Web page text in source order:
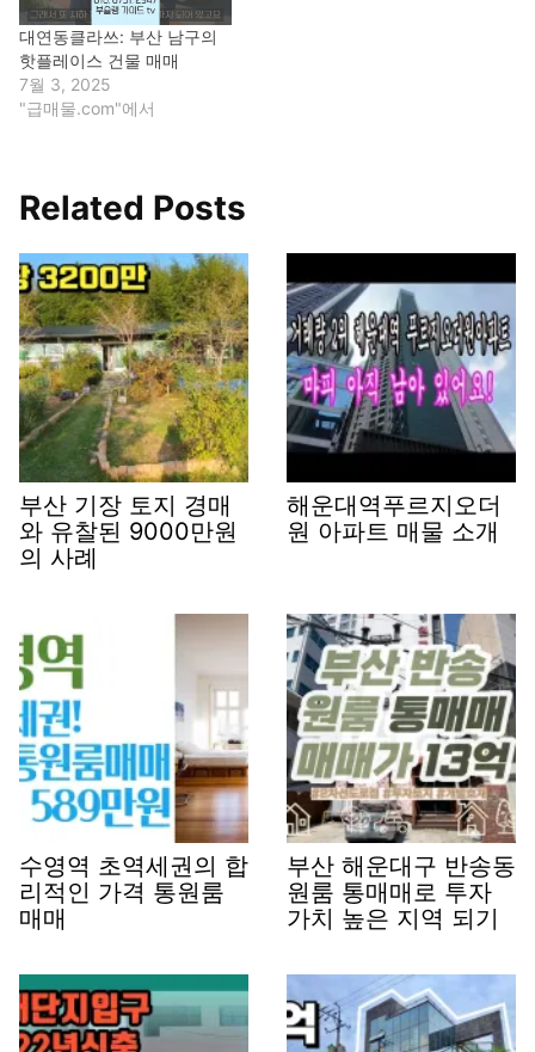
대연동클라쓰: 부산 남구의
핫플레이스 건물 매매
7월 3, 2025
"급매물.com"에서
Related Posts
부산 기장 토지 경매
와 유찰된 9000만원
의 사례
해운대역푸르지오더
원 아파트 매물 소개
수영역 초역세권의 합
리적인 가격 통원룸
매매
부산 해운대구 반송동
원룸 통매매로 투자
가치 높은 지역 되기